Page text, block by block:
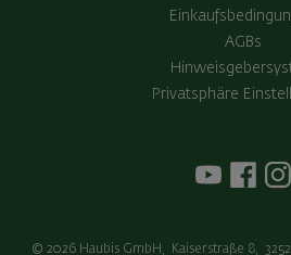
AGBs
Privatsphäre
© 2026 Haubis GmbH , Kaiserstraße 8, 3252